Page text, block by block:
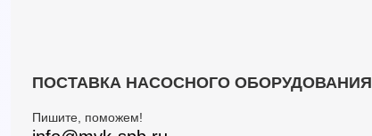
ПОСТАВКА НАСОСНОГО ОБОРУДОВАНИЯ
Пишите, поможем!